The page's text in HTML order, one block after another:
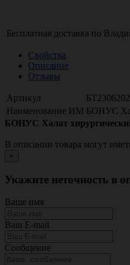
Бесплатная доставка по
Свойства
Описание
Отзывы
Артикул
Наименование ИМ БОНУС
БОНУС Халат хирургический
В описании товара могут
×
Укажите неточность в
Ваше имя
Ваш E-mail
Сообщение